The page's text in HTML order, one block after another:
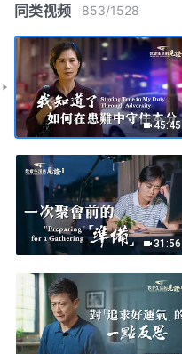
同类视频 853/1528
45:45
31:56